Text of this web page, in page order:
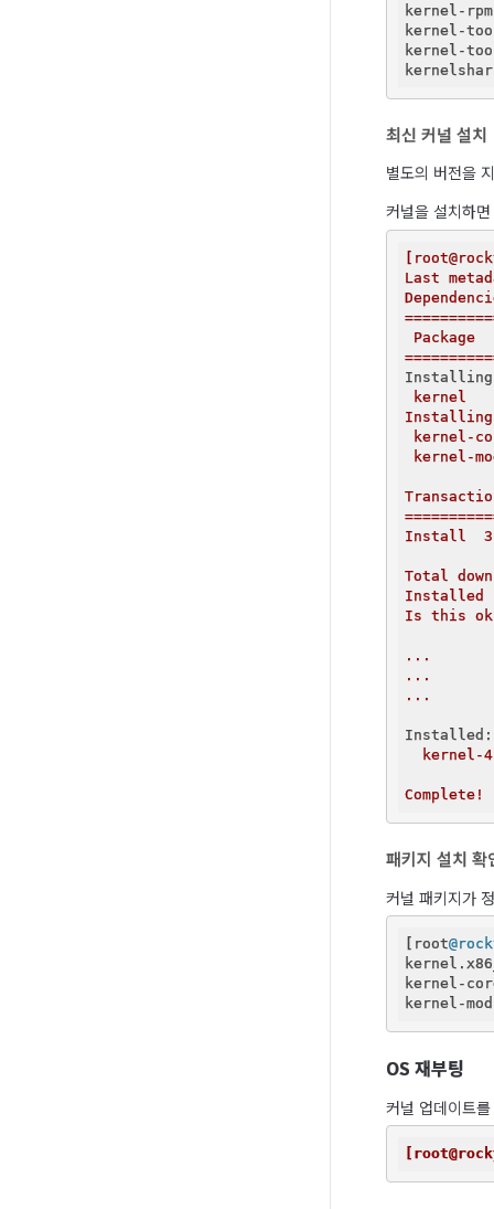
최신 커널 설치
별도의 버전을
커널을 설치하
Last
Package
kernel
Installing
kernel-
kernel-
Install
3
Total
Installed
Is this ok
...
...
...
Installed:
kernel-
Complete!
패키지 설치 확
커널 패키지가
[root
OS 재부팅
커널 업데이트